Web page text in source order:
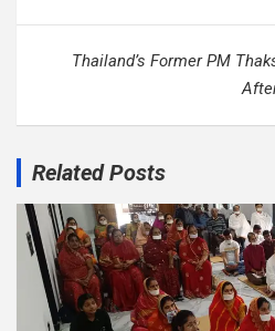
Thailand’s Former PM
Related Posts